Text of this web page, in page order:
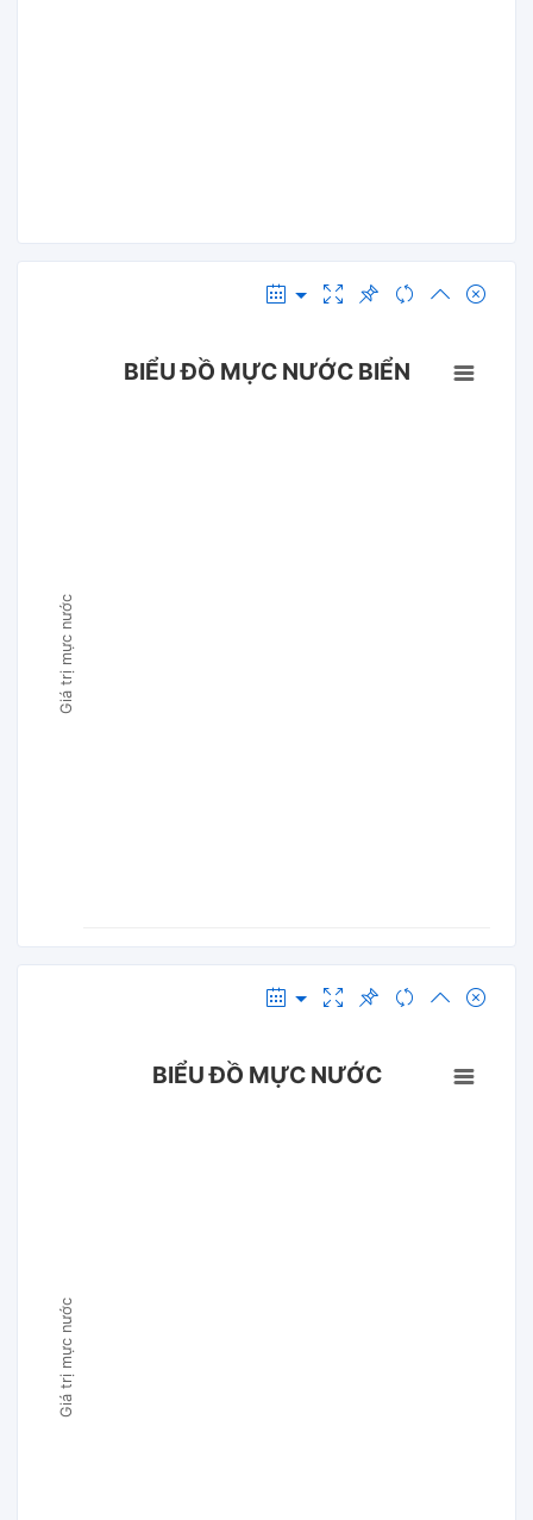
Giá trị mực nước
BIỂU ĐỒ MỰC NƯỚC BIỂN
Giá trị mực nước
BIỂU ĐỒ MỰC NƯỚC